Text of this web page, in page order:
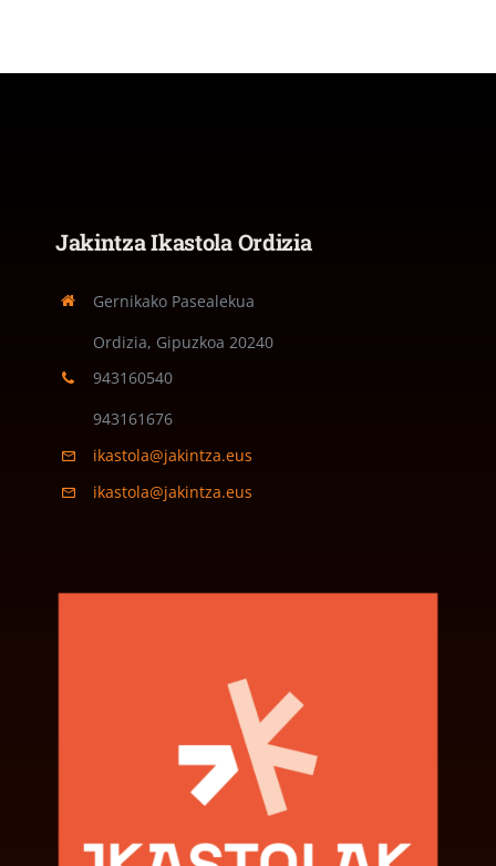
Jakintza Ikastola Ordizia
Gernikako Pasealekua
Ordizia, Gipuzkoa 20240
943160540
943161676
ikastola@jakintza.eus
ikastola@jakintza.eus